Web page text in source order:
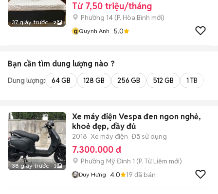
37 giây trước 2
Từ 7,50 triệu/tháng
Phường 14 (P. Hòa Bình mới)
qQuynh Anh 5.0
Bạn cần tìm dung lượng nào ?
Dung lượng: 64 GB 128 GB 256 GB 512 GB 1 TB
38 giây trước 3
Xe máy điện Vespa đen ngon nghẻ,
khoẻ đẹp, đầy đủ
2018 Xe máy điện Đã sử dụng
7.300.000 đ
Phường Mỹ Đình 1 (P. Từ Liêm mới)
Duy Hưng 4.0 19 đã bán